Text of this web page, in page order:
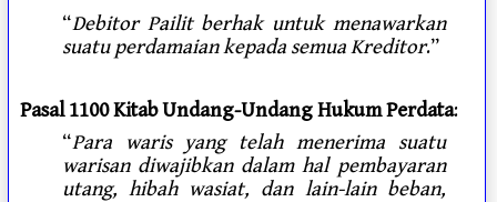
“Debitor Pailit berhak untuk menawarkan
suatu perdamaian kepada semua Kreditor.”
Pasal 1100 Kitab Undang-Undang Hukum Perdata:
“Para waris yang telah menerima suatu
warisan diwajibkan dalam hal pembayaran
utang, hibah wasiat, dan lain-lain beban,